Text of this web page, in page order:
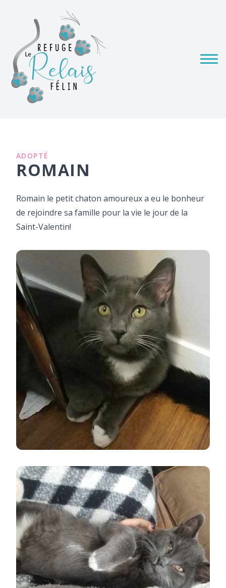
ADOPTÉ
ROMAIN
Romain le petit chaton amoureux a eu le bonheur
de rejoindre sa famille pour la vie le jour de la
Saint-Valentin!